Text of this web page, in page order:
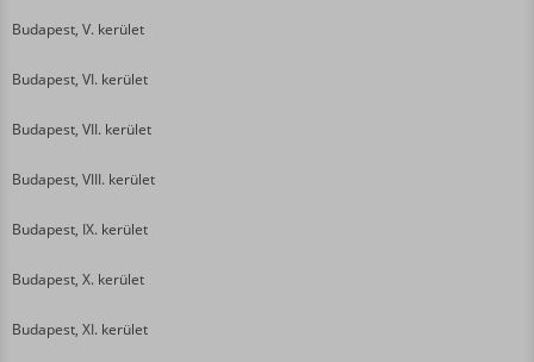
Budapest, V. kerület
Budapest, VI. kerület
Budapest, VII. kerület
Budapest, VIII. kerület
Budapest, IX. kerület
Budapest, X. kerület
Budapest, XI. kerület